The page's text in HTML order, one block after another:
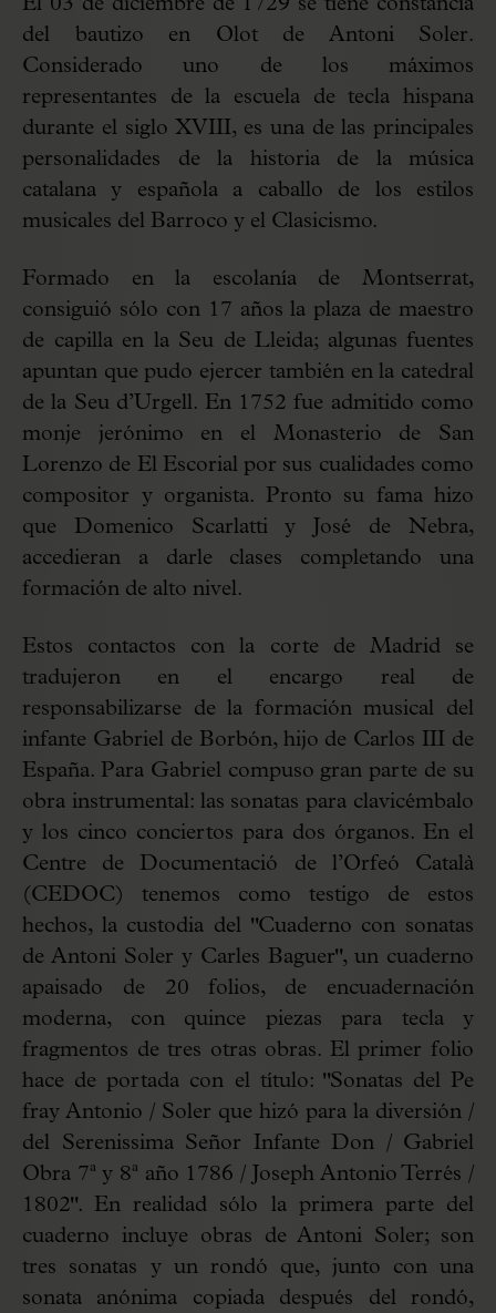
El 03 de diciembre de 1729 se tiene constancia
del bautizo en Olot de Antoni Soler.
Considerado uno de los máximos
representantes de la escuela de tecla hispana
durante el siglo XVIII, es una de las principales
personalidades de la historia de la música
catalana y española a caballo de los estilos
musicales del Barroco y el Clasicismo.
Formado en la escolanía de Montserrat,
consiguió sólo con 17 años la plaza de maestro
de capilla en la Seu de Lleida; algunas fuentes
apuntan que pudo ejercer también en la catedral
de la Seu d’Urgell. En 1752 fue admitido como
monje jerónimo en el Monasterio de San
Lorenzo de El Escorial por sus cualidades como
compositor y organista. Pronto su fama hizo
que Domenico Scarlatti y José de Nebra,
accedieran a darle clases completando una
formación de alto nivel.
Estos contactos con la corte de Madrid se
tradujeron en el encargo real de
responsabilizarse de la formación musical del
infante Gabriel de Borbón, hijo de Carlos III de
España. Para Gabriel compuso gran parte de su
obra instrumental: las sonatas para clavicémbalo
y los cinco conciertos para dos órganos. En el
Centre de Documentació de l’Orfeó Català
(CEDOC) tenemos como testigo de estos
hechos, la custodia del "Cuaderno con sonatas
de Antoni Soler y Carles Baguer", un cuaderno
apaisado de 20 folios, de encuadernación
moderna, con quince piezas para tecla y
fragmentos de tres otras obras. El primer folio
hace de portada con el título: "Sonatas del Pe
fray Antonio / Soler que hizó para la diversión /
del Serenissima Señor Infante Don / Gabriel
Obra 7ª y 8ª año 1786 / Joseph Antonio Terrés /
1802". En realidad sólo la primera parte del
cuaderno incluye obras de Antoni Soler; son
tres sonatas y un rondó que, junto con una
sonata anónima copiada después del rondó,